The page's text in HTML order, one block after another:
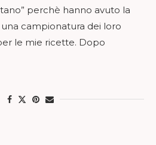
perchè hanno avuto la
campionatura dei loro
le mie ricette. Dopo